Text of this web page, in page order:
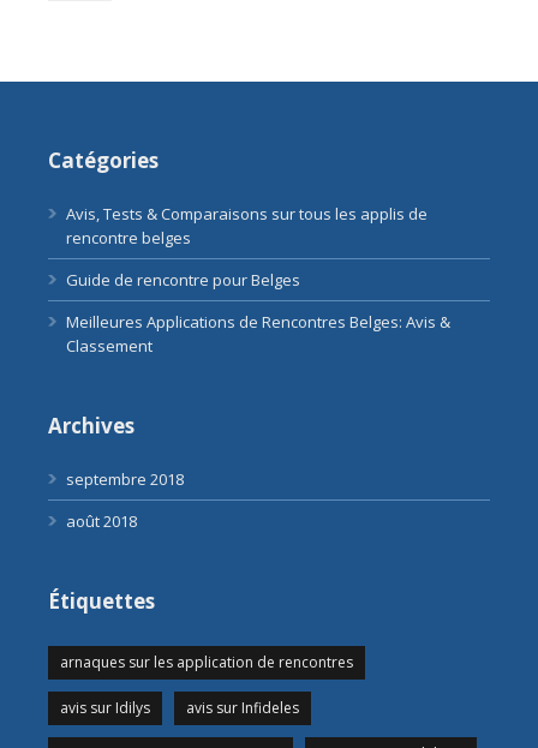
Catégories
Avis, Tests & Comparaisons sur tous les applis de
rencontre belges
Guide de rencontre pour Belges
Meilleures Applications de Rencontres Belges: Avis &
Classement
Archives
septembre 2018
août 2018
Étiquettes
arnaques sur les application de rencontres
avis sur Idilys avis sur Infideles